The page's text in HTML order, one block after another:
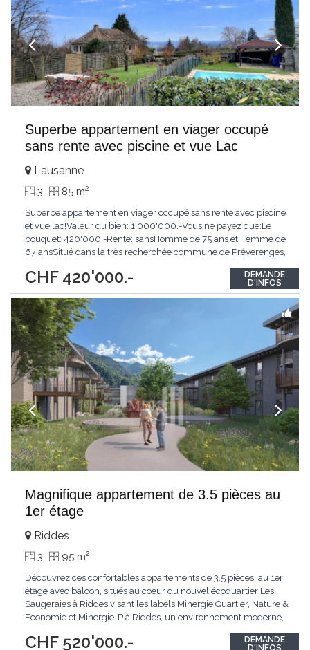
Superbe appartement en viager occupé
sans rente avec piscine et vue Lac
CHF 420'000.-
Lausanne
3 85 m2
Superbe appartement en viager occupé sans rente avec piscine
et vue lac!Valeur du bien: 1'000'000.-Vous ne payez que:Le
bouquet: 420'000.-Rente: sansHomme de 75 ans et Femme de
67 ansSitué dans la très recherchée commune de Préverenges,
rez-de-jardin, proposé en viager, alliant confort, sérénité et
opportunité patrimoniale.L'appartement...
DEMANDE
D'INFOS
Magnifique appartement de 3.5 pièces au
1er étage
CHF 520'000.-
Riddes
3 95 m2
Découvrez ces confortables appartements de 3.5 pièces, au 1er
étage avec balcon, situés au coeur du nouvel écoquartier Les
Saugeraies à Riddes visant les labels Minergie Quartier, Nature &
Economie et Minergie-P à Riddes, un environnement moderne,
aménagements extérieurs du quartier sont au coeur du projet
DEMANDE
D'INFOS